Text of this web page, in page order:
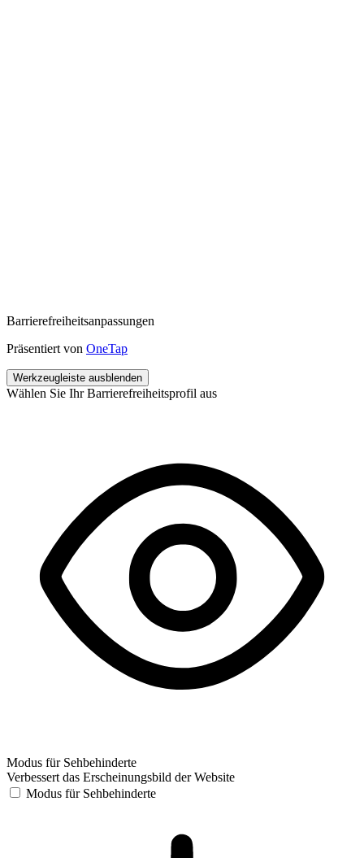
Barrierefreiheitsanpassungen
Präsentiert von OneTap
Werkzeugleiste ausblenden
Wählen Sie Ihr Barrierefreiheitsprofil aus
Modus für Sehbehinderte
Verbessert das Erscheinungsbild der Website
Modus für Sehbehinderte